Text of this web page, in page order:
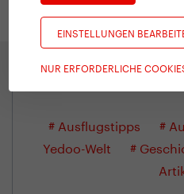
EINSTELLUNGEN
NUR ERFORDERLICHE
# Ausflugstipps #
Yedoo-Welt
#